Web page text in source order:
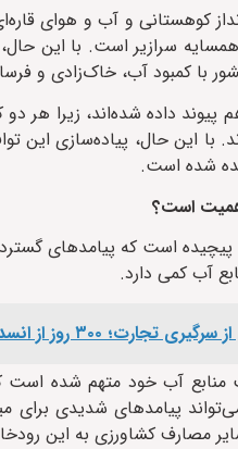
کوهستانی و آب و هوای
سرازیر است. با این
با کمبود آب، خاک‌زادی و
پیوند داده شده‌اند، زیرا
با این حال، پیاده‌سازی
شده است.
است؟
است که پیامدهای
آب کمی دارد.
روز از انسداد مرزهای افغانستان و پاکستان گذشت
منابع آب خود متهم شده
پیامدهای شدیدی برای
مصارف کشاورزی به این